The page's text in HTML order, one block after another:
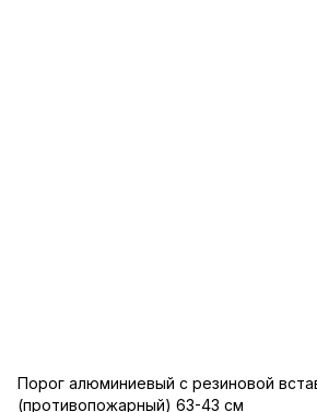
Порог алюминиевый с резиновой
(противопожарный) 63-43 см